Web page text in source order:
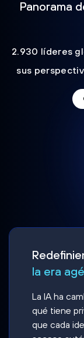
Panorama
2.930 líderes
sus
la era
La IA ha
qué tiene
que cada